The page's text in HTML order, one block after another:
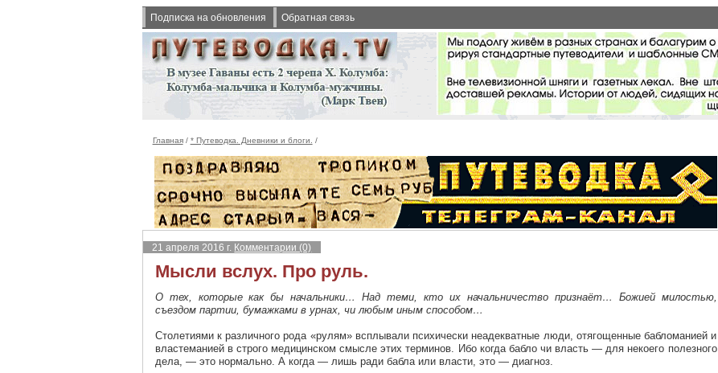
Подписка на обновления Обратная связь
Главная/ * Путеводка. Дневники и блоги. /
21 апреля 2016 г. Комментарии (0)
Мысли вслух. Про руль.
О тех, которые как бы начальники… Над теми, кто их начальничество признаёт… Божией милостью,
съездом партии, бумажками в урнах, чи любым иным способом…
Столетиями к различного рода «рулям» всплывали психически неадекватные люди, отягощенные бабломанией и
властеманией в строго медицинском смысле этих терминов. Ибо когда бабло чи власть — для некоего полезного
дела, — это нормально. А когда — лишь ради бабла или власти, это — диагноз.